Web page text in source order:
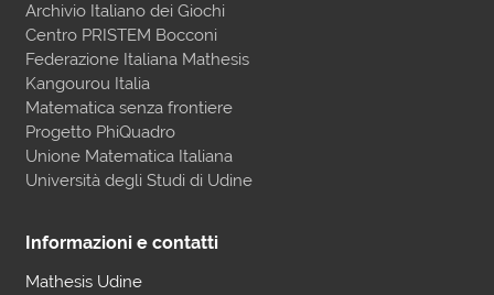
Archivio Italiano dei Giochi
Centro PRISTEM Bocconi
Federazione Italiana Mathesis
Kangourou Italia
Matematica senza frontiere
Progetto PhiQuadro
Unione Matematica Italiana
Università degli Studi di Udine
Informazioni e contatti
Mathesis Udine